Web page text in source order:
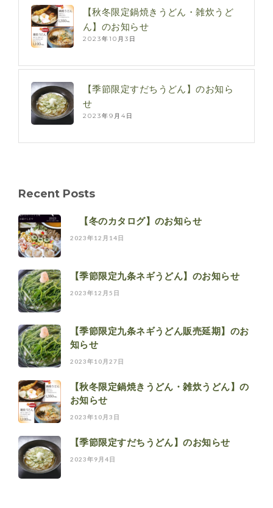
【秋冬限定鍋焼きうどん・雑炊うど
ん】のお知らせ
2023年10月3日
【季節限定すだちうどん】のお知ら
せ
2023年9月4日
Recent Posts
【冬のカタログ】のお知らせ
2023年12月14日
【季節限定九条ネギうどん】のお知らせ
2023年12月5日
【季節限定九条ネギうどん販売延期】のお
知らせ
2023年10月27日
【秋冬限定鍋焼きうどん・雑炊うどん】の
お知らせ
2023年10月3日
【季節限定すだちうどん】のお知らせ
2023年9月4日